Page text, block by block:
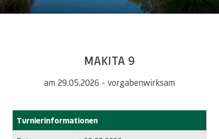
MAKITA 9
am 29.05.2026 - vorgabenwirksam
Turnierinformationen